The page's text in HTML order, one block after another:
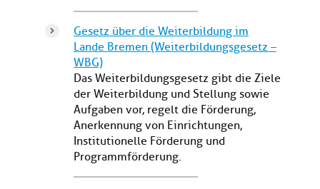
Gesetz über die Weiterbildung im
Lande Bremen (Weiterbildungsgesetz –
WBG)
Das Weiterbildungsgesetz gibt die Ziele
der Weiterbildung und Stellung sowie
Aufgaben vor, regelt die Förderung,
Anerkennung von Einrichtungen,
Institutionelle Förderung und
Programmförderung.